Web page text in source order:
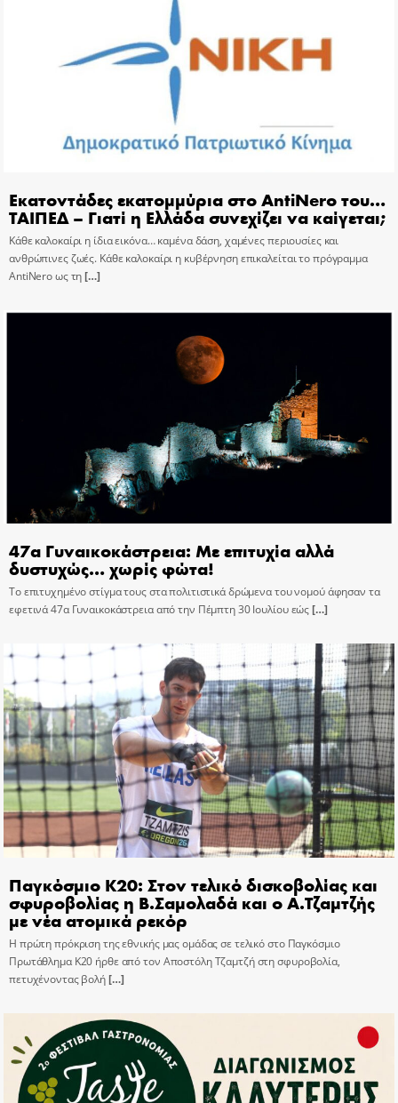
Εκατοντάδες εκατομμύρια στο AntiNero του…
ΤΑΙΠΕΔ – Γιατί η Ελλάδα συνεχίζει να καίγεται;
Κάθε καλοκαίρι η ίδια εικόνα… καμένα δάση, χαμένες περιουσίες και
ανθρώπινες ζωές. Κάθε καλοκαίρι η κυβέρνηση επικαλείται το πρόγραμμα
AntiNero ως τη[…]
47α Γυναικοκάστρεια: Με επιτυχία αλλά
δυστυχώς… χωρίς φώτα!
Το επιτυχημένο στίγμα τους στα πολιτιστικά δρώμενα του νομού άφησαν τα
εφετινά 47α Γυναικοκάστρεια από την Πέμπτη 30 Ιουλίου εώς[…]
Παγκόσμιο Κ20: Στον τελικό δισκοβολίας και
σφυροβολίας η Β.Σαμολαδά και ο Α.Τζαμτζής
με νέα ατομικά ρεκόρ
Η πρώτη πρόκριση της εθνικής μας ομάδας σε τελικό στο Παγκόσμιο
Πρωτάθλημα Κ20 ήρθε από τον Αποστόλη Τζαμτζή στη σφυροβολία,
πετυχένοντας βολή[…]